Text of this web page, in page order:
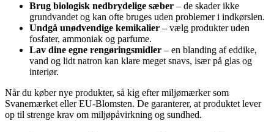
Brug biologisk nedbrydelige sæber – de skader ikke
grundvandet og kan ofte bruges uden problemer i indkørslen.
Undgå unødvendige kemikalier – vælg produkter uden
fosfater, ammoniak og parfume.
Lav dine egne rengøringsmidler – en blanding af eddike,
vand og lidt natron kan klare meget snavs, især på glas og
interiør.
Når du køber nye produkter, så kig efter miljømærker som
Svanemærket eller EU-Blomsten. De garanterer, at produktet lever
op til strenge krav om miljøpåvirkning og sundhed.